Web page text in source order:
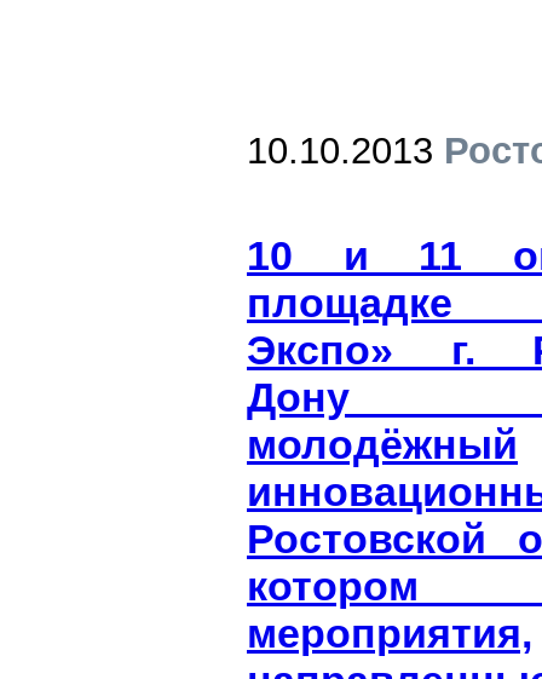
10.10.2013
10 и 11
площадке
Экспо» г.
Дону
молодёжный
Ростовской
котором
мероприятия,